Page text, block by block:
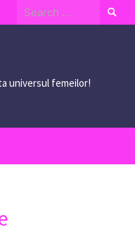
Search
for:
universul femeilor!